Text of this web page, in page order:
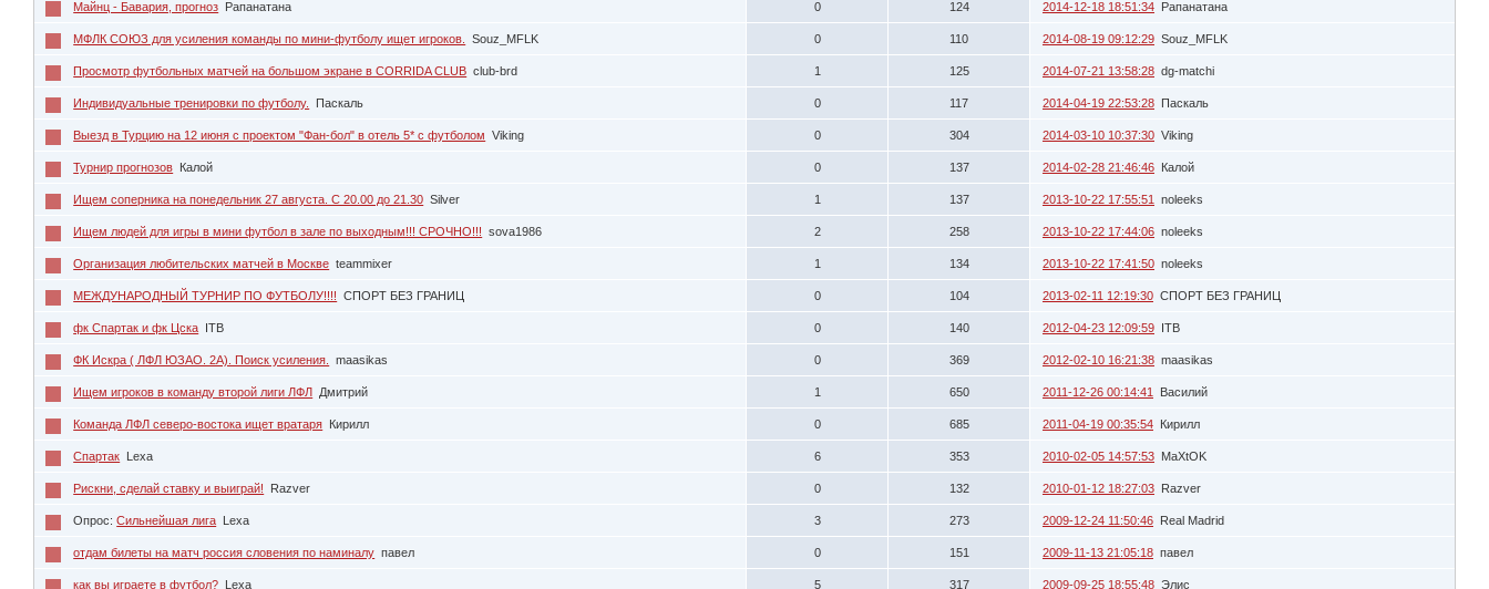
Майнц - Бавария, прогноз Рапанатана 0 124 2014-12-18 18:51:34 Рапанатана
МФЛК СОЮЗ для усиления команды по мини-футболу ищет игроков. Souz_MFLK 0 110 2014-08-19 09:12:29 Souz_MFLK
Просмотр футбольных матчей на большом экране в CORRIDA CLUB club-brd 1 125 2014-07-21 13:58:28 dg-matchi
Индивидуальные тренировки по футболу. Паскаль 0 117 2014-04-19 22:53:28 Паскаль
Выезд в Турцию на 12 июня с проектом "Фан-бол" в отель 5* с футболом Viking 0 304 2014-03-10 10:37:30 Viking
Турнир прогнозов Калой 0 137 2014-02-28 21:46:46 Калой
Ищем соперника на понедельник 27 августа. С 20.00 до 21.30 Silver 1 137 2013-10-22 17:55:51 noleeks
Ищем людей для игры в мини футбол в зале по выходным!!! СРОЧНО!!! sova1986 2 258 2013-10-22 17:44:06 noleeks
Организация любительских матчей в Москве teammixer 1 134 2013-10-22 17:41:50 noleeks
МЕЖДУНАРОДНЫЙ ТУРНИР ПО ФУТБОЛУ!!!! СПОРТ БЕЗ ГРАНИЦ 0 104 2013-02-11 12:19:30 СПОРТ БЕЗ ГРАНИЦ
фк Спартак и фк Цска ITB 0 140 2012-04-23 12:09:59 ITB
ФК Искра ( ЛФЛ ЮЗАО. 2А). Поиск усиления. maasikas 0 369 2012-02-10 16:21:38 maasikas
Ищем игроков в команду второй лиги ЛФЛ Дмитрий 1 650 2011-12-26 00:14:41 Василий
Команда ЛФЛ северо-востока ищет вратаря Кирилл 0 685 2011-04-19 00:35:54 Кирилл
Спартак Lexa 6 353 2010-02-05 14:57:53 MaXtOK
Рискни, сделай ставку и выиграй! Razver 0 132 2010-01-12 18:27:03 Razver
Опрос: Сильнейшая лига Lexa 3 273 2009-12-24 11:50:46 Real Madrid
отдам билеты на матч россия словения по наминалу павел 0 151 2009-11-13 21:05:18 павел
как вы играете в футбол? Lexa 5 317 2009-09-25 18:55:48 Элис